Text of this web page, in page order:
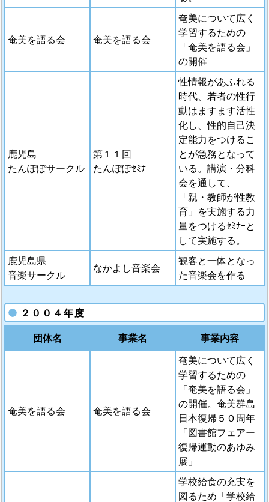
奄美を語る会 奄美を語る会
奄美について広く
学習するための
「奄美を語る会」
の開催
鹿児島
たんぽぽサークル
第１１回
たんぽぽｾﾐﾅｰ
性情報があふれる
時代、若者の性行
動はますます活性
化し、性的自己決
定能力をつけるこ
とが急務となって
いる。講演・分科
会を通して、
「親・教師が性教
育」を実施する力
量をつけるｾﾐﾅｰと
して実施する。
鹿児島県
音楽サークル
なかよし音楽会
観客と一体となっ
た音楽会を作る
２００４年度
団体名
事業名 事業内容
奄美を語る会 奄美を語る会
奄美について広く
学習するための
「奄美を語る会」
の開催。奄美群島
日本復帰５０周年
「図書館フェアー
復帰運動のあゆみ
展」
学校給食の充実を
図るため「学校給